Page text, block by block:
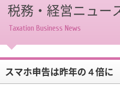
税務・経営ニュー
Taxation Business News
スマホ申告は昨年の４倍